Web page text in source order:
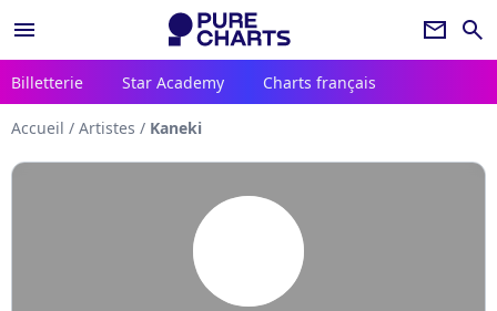
menu newsletter search
Billetterie Star Academy Charts français
Accueil / Artistes / Kaneki